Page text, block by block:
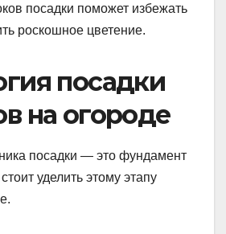
посадки поможет избежать
роскошное цветение.
посадки
на огороде
посадки — это фундамент
уделить этому этапу